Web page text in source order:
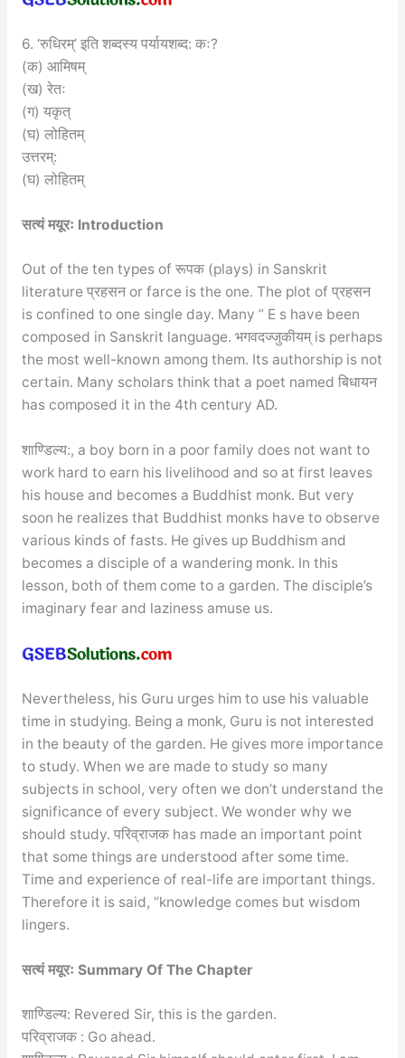
6. ‘रुधिरम्’ इति शब्दस्य पर्यायशब्द: कः?
(क) आमिषम्
(ख) रेतः
(ग) यकृत्
(घ) लोहितम्
उत्तरम्:
(घ) लोहितम्
सत्यं मयूरः Introduction
Out of the ten types of रूपक (plays) in Sanskrit
literature प्रहसन or farce is the one. The plot of प्रहसन
is confined to one single day. Many ” E s have been
composed in Sanskrit language. भगवदज्जुकीयम् is perhaps
the most well-known among them. Its authorship is not
certain. Many scholars think that a poet named बिधायन
has composed it in the 4th century AD.
शाण्डिल्य:, a boy born in a poor family does not want to
work hard to earn his livelihood and so at first leaves
his house and becomes a Buddhist monk. But very
soon he realizes that Buddhist monks have to observe
various kinds of fasts. He gives up Buddhism and
becomes a disciple of a wandering monk. In this
lesson, both of them come to a garden. The disciple’s
imaginary fear and laziness amuse us.
Nevertheless, his Guru urges him to use his valuable
time in studying. Being a monk, Guru is not interested
in the beauty of the garden. He gives more importance
to study. When we are made to study so many
subjects in school, very often we don’t understand the
significance of every subject. We wonder why we
should study. परिव्राजक has made an important point
that some things are understood after some time.
Time and experience of real-life are important things.
Therefore it is said, “knowledge comes but wisdom
lingers.
सत्यं मयूरः Summary Of The Chapter
शाण्डिल्य: Revered Sir, this is the garden.
परिव्राजक : Go ahead.